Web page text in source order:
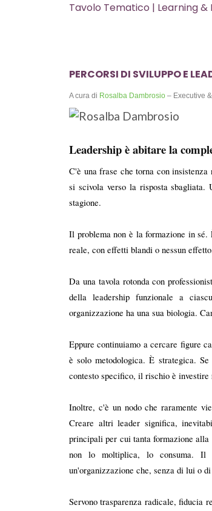
Tavolo Tematico | Learning
PERCORSI DI SVILUPPO E
A cura di Rosalba Dambrosio – Executive
Leadership è abitare la
C'è una frase che torna con
si scivola verso la risposta
stagione.
Il problema non è la formazione in sé.
reale, con effetti blandi o nessun
Da una tavola rotonda con
della leadership funzionale a
organizzazione ha una sua biologia.
Eppure continuiamo a cercare figure
è solo metodologica. È strategica.
contesto specifico, il rischio è
Inoltre, c'è un nodo che raramente
Creare altri leader significa,
principali per cui tanta formazione
non lo moltiplica, lo consuma. Il
un'organizzazione che, senza di lui o
Servono trasparenza radicale, fiducia